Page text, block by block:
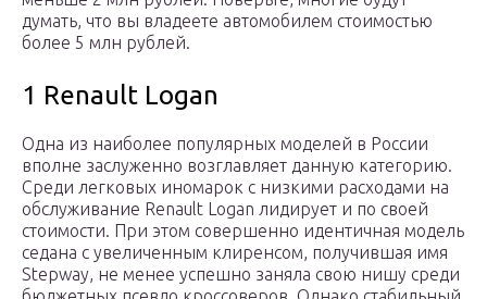
думать, что вы владеете автомобилем стоимостью
более 5 млн рублей.
1 Renault Logan
Одна из наиболее популярных моделей в России
вполне заслуженно возглавляет данную категорию.
Среди легковых иномарок с низкими расходами на
обслуживание Renault Logan лидирует и по своей
стоимости. При этом совершенно идентичная модель
седана с увеличенным клиренсом, получившая имя
Stepway, не менее успешно заняла свою нишу среди